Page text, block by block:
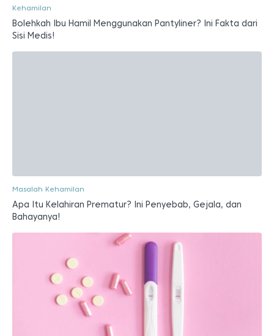
Kehamilan
Bolehkah Ibu Hamil Menggunakan Pantyliner? Ini Fakta dari
Sisi Medis!
Masalah Kehamilan
Apa Itu Kelahiran Prematur? Ini Penyebab, Gejala, dan
Bahayanya!